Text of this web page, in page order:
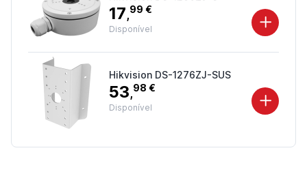
17,99 €
Disponível
Hikvision DS-1276ZJ-SUS
53,98 €
Disponível